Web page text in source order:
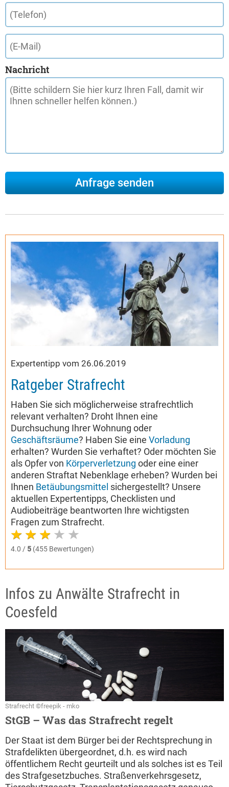
Nachricht
Expertentipp vom 26.06.2019
Ratgeber Strafrecht
Haben Sie sich möglicherweise strafrechtlich
relevant verhalten? Droht Ihnen eine
Durchsuchung Ihrer Wohnung oder
Geschäftsräume? Haben Sie eine Vorladung
erhalten? Wurden Sie verhaftet? Oder möchten Sie
als Opfer von Körperverletzung oder eine einer
anderen Straftat Nebenklage erheben? Wurden bei
Ihnen Betäubungsmittel sichergestellt? Unsere
aktuellen Expertentipps, Checklisten und
Audiobeiträge beantworten Ihre wichtigsten
Fragen zum Strafrecht.
4.0 / 5 (455 Bewertungen)
Infos zu Anwälte Strafrecht in
Coesfeld
Strafrecht ©freepik - mko
StGB – Was das Strafrecht regelt
Der Staat ist dem Bürger bei der Rechtsprechung in
Strafdelikten übergeordnet, d.h. es wird nach
öffentlichem Recht geurteilt und als solches ist es Teil
des Strafgesetzbuches. Straßenverkehrsgesetz,